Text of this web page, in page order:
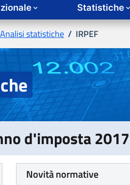
IRPEF
d'imposta 2017
Novità normative